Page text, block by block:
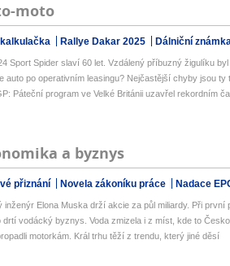
moto
Rallye Dakar 2025 Dálniční
Sport Spider slaví 60 let. Vzdálený příbuzný žigulíku
auto po operativním leasingu? Nejčastější chyby jsou ty
Páteční program ve Velké Británii uzavřel rekordním
a byznys
přiznání Novela zákoníku práce Nadace
inženýr Elona Muska drží akcie za půl miliardy. Při první
drtí vodácký byznys. Voda zmizela i z míst, kde to
motorkám. Král trhu těží z trendu, který jiné děsí